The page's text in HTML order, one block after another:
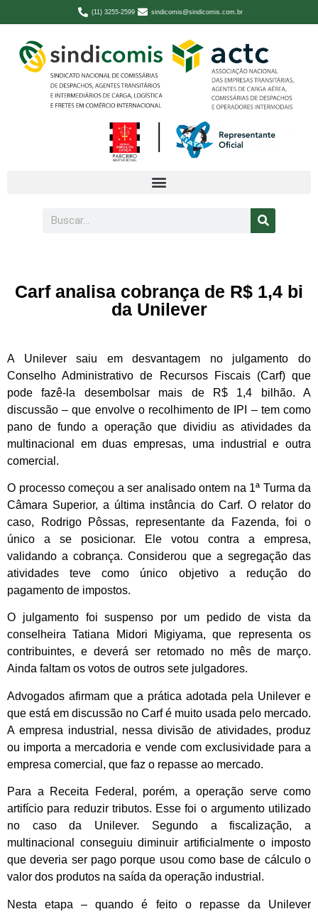
(11) 3255-2599 sindicomis@sindicomis.com.br
Carf analisa cobrança de R$ 1,4 bi
da Unilever
A Unilever saiu em desvantagem no julgamento do
Conselho Administrativo de Recursos Fiscais (Carf) que
pode fazê-la desembolsar mais de R$ 1,4 bilhão. A
discussão – que envolve o recolhimento de IPI – tem como
pano de fundo a operação que dividiu as atividades da
multinacional em duas empresas, uma industrial e outra
comercial.
O processo começou a ser analisado ontem na 1ª Turma da
Câmara Superior, a última instância do Carf. O relator do
caso, Rodrigo Pôssas, representante da Fazenda, foi o
único a se posicionar. Ele votou contra a empresa,
validando a cobrança. Considerou que a segregação das
atividades teve como único objetivo a redução do
pagamento de impostos.
O julgamento foi suspenso por um pedido de vista da
conselheira Tatiana Midori Migiyama, que representa os
contribuintes, e deverá ser retomado no mês de março.
Ainda faltam os votos de outros sete julgadores.
Advogados afirmam que a prática adotada pela Unilever e
que está em discussão no Carf é muito usada pelo mercado.
A empresa industrial, nessa divisão de atividades, produz
ou importa a mercadoria e vende com exclusividade para a
empresa comercial, que faz o repasse ao mercado.
Para a Receita Federal, porém, a operação serve como
artifício para reduzir tributos. Esse foi o argumento utilizado
no caso da Unilever. Segundo a fiscalização, a
multinacional conseguiu diminuir artificialmente o imposto
que deveria ser pago porque usou como base de cálculo o
valor dos produtos na saída da operação industrial.
Nesta etapa – quando é feito o repasse da Unilever